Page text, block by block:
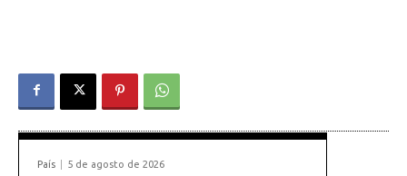
País 5 de agosto de 2026